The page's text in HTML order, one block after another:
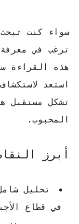
سواء كنت
ترغب في
هذه القراءة
استعد
تشكل مستقبل
المحبوب.
أبرز
تحليل
في قطاع